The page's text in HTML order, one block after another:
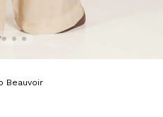
Beauvoir